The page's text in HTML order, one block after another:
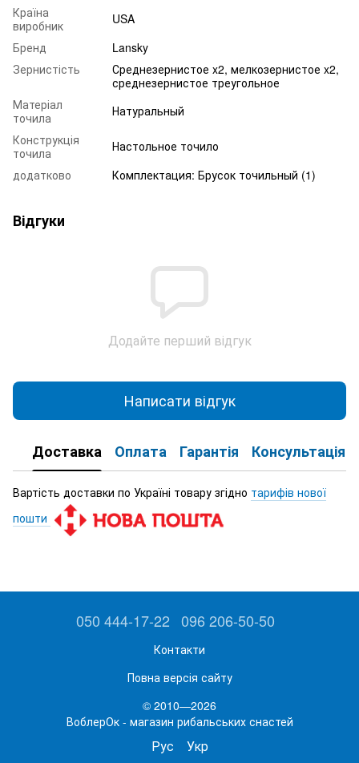
Країна
виробник
USA
Бренд
Lansky
Зернистість
Среднезернистое x2, мелкозернистое x2,
среднезернистое треугольное
Матеріал
точила
Натуральный
Конструкція
точила
Настольное точило
додатково
Комплектация: Брусок точильный (1)
Відгуки
Додайте перший відгук
Написати відгук
Доставка Оплата Гарантія Консультація
Вартість доставки по Україні товару згідно тарифів нової
пошти
050 444-17-22 096 206-50-50
Контакти
Повна версія сайту
© 2010—2026
ВоблерОк - магазин рибальських снастей
Рус Укр